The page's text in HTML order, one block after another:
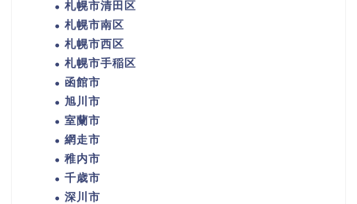
札幌市清田区
札幌市南区
札幌市西区
札幌市手稲区
函館市
旭川市
室蘭市
網走市
稚内市
千歳市
深川市